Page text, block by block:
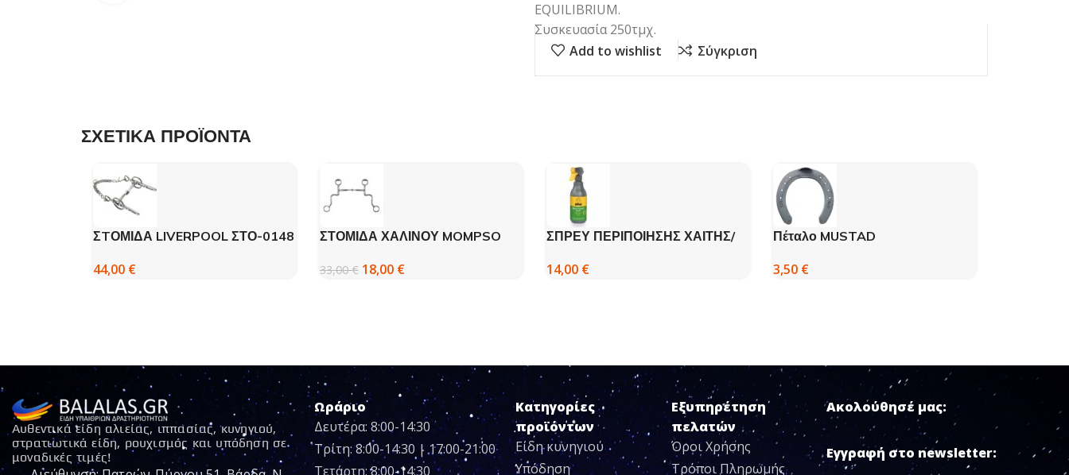
EQUILIBRIUM.
Συσκευασία 250τμχ.
Add to wishlist
Σύγκριση
ΣΧΕΤΙΚΑ ΠΡΟΪΟΝΤΑ
ΣTΟΜΙΔΑ LIVERPOOL ΣΤΟ-0148
44,00 €
ΣΤΟΜΙΔΑ ΧΑΛΙΝΟΥ MOMPSO
33,00€ 18,00 €
ΣΠΡΕΥ ΠΕΡΙΠΟΙΗΣΗΣ ΧΑΙΤΗΣ/
14,00 €
Πέταλο MUSTAD
3,50 €
Αυθεντικά είδη αλιείας, ιππασίας, κυνηγιού,
στρατιωτικά είδη, ρουχισμός και υπόδηση σε
μοναδικές τιμές!
Ωράριο
Δευτέρα: 8:00-14:30
Τρίτη: 8:00-14:30 | 17:00-21:00
Τετάρτη: 8:00-14:30
Κατηγορίες
προϊόντων
Είδη κυνηγιού
Υπόδηση
Εξυπηρέτηση
πελατών
Όροι Χρήσης
Τρόποι Πληρωμής
Ακολούθησέ μας:
Εγγραφή στο newsletter: